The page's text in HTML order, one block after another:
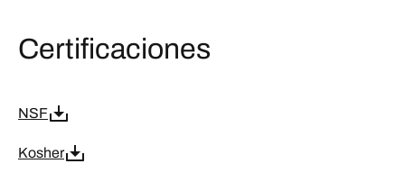
Certificaciones
NSF
Kosher